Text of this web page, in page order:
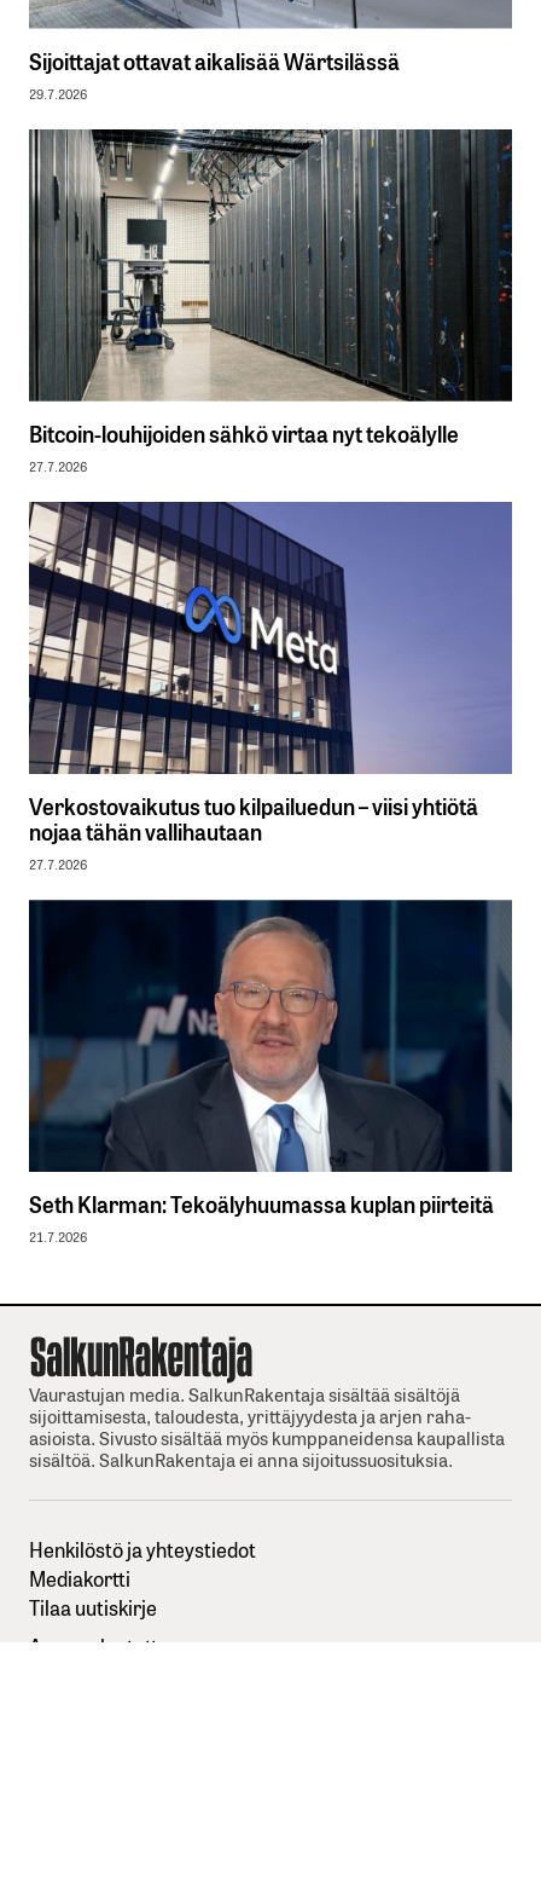
Sijoittajat ottavat aikalisää Wärtsilässä
29.7.2026
Bitcoin-louhijoiden sähkö virtaa nyt tekoälylle
27.7.2026
Verkostovaikutus tuo kilpailuedun – viisi yhtiötä
nojaa tähän vallihautaan
27.7.2026
Seth Klarman: Tekoälyhuumassa kuplan piirteitä
21.7.2026
Vaurastujan media. SalkunRakentaja sisältää sisältöjä
sijoittamisesta, taloudesta, yrittäjyydesta ja arjen raha-
asioista. Sivusto sisältää myös kumppaneidensa kaupallista
sisältöä. SalkunRakentaja ei anna sijoitussuosituksia.
Henkilöstö ja yhteystiedot
Mediakortti
Tilaa uutiskirje
Anna palautetta